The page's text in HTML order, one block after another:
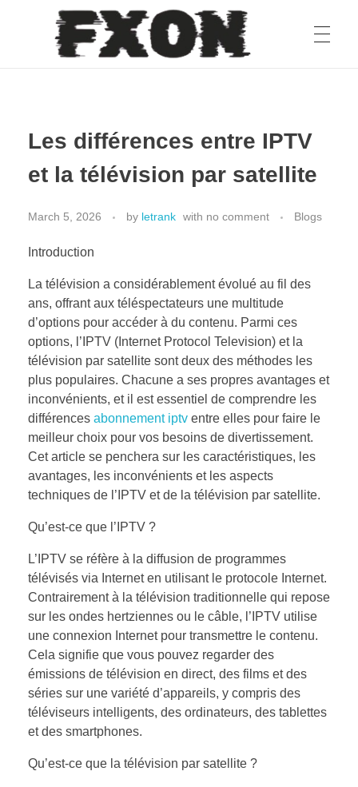
fxon
Les différences entre IPTV
et la télévision par satellite
March 5, 2026 by letrank with no comment Blogs
Introduction
La télévision a considérablement évolué au fil des
ans, offrant aux téléspectateurs une multitude
d’options pour accéder à du contenu. Parmi ces
options, l’IPTV (Internet Protocol Television) et la
télévision par satellite sont deux des méthodes les
plus populaires. Chacune a ses propres avantages et
inconvénients, et il est essentiel de comprendre les
différences abonnement iptv entre elles pour faire le
meilleur choix pour vos besoins de divertissement.
Cet article se penchera sur les caractéristiques, les
avantages, les inconvénients et les aspects
techniques de l’IPTV et de la télévision par satellite.
Qu’est-ce que l’IPTV ?
L’IPTV se réfère à la diffusion de programmes
télévisés via Internet en utilisant le protocole Internet.
Contrairement à la télévision traditionnelle qui repose
sur les ondes hertziennes ou le câble, l’IPTV utilise
une connexion Internet pour transmettre le contenu.
Cela signifie que vous pouvez regarder des
émissions de télévision en direct, des films et des
séries sur une variété d’appareils, y compris des
téléviseurs intelligents, des ordinateurs, des tablettes
et des smartphones.
Qu’est-ce que la télévision par satellite ?